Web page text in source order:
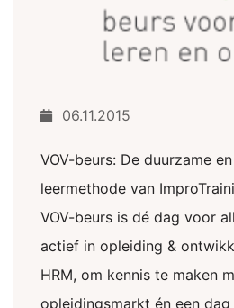
06.11.2015
VOV-beurs: De duurzame
leermethode van
VOV-beurs is dé dag voor
actief in opleiding &
HRM, om kennis te maken
opleidingsmarkt én een dag